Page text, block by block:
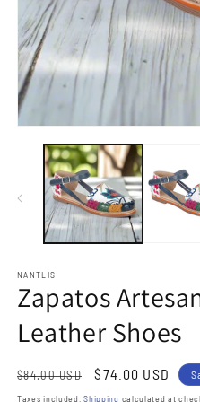
media
modal
NANTLIS
Zapatos
Leather Shoes
Regular
price
$84.00 USD
Sale
price
$74.00 USD
Taxes included.Shipping calculated at